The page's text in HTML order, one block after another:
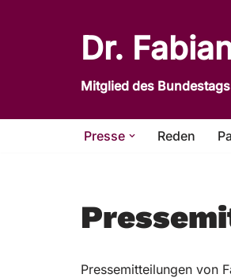
Dr.
Mitglied des
Presse Reden
Pressemitteilungen von